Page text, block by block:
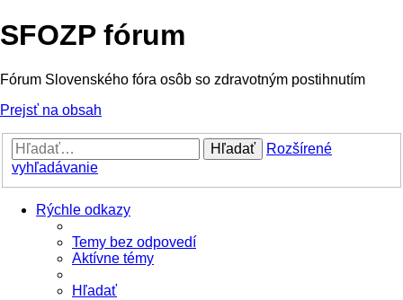
SFOZP fórum
Fórum Slovenského fóra osôb so zdravotným postihnutím
Prejsť na obsah
Hľadať
Rozšírené
vyhľadávanie
Rýchle odkazy
Temy bez odpovedí
Aktívne témy
Hľadať